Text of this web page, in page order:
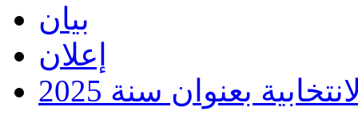
بيان
إعلان
بعنوان سنة 2025